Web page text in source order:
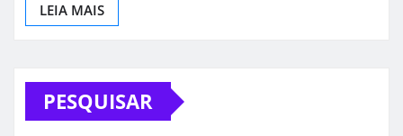
LEIA MAIS
PESQUISAR